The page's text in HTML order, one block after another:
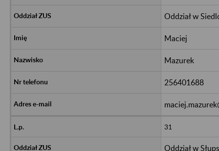
Oddział w
Maciej
Mazurek
256401688
31
Oddział w